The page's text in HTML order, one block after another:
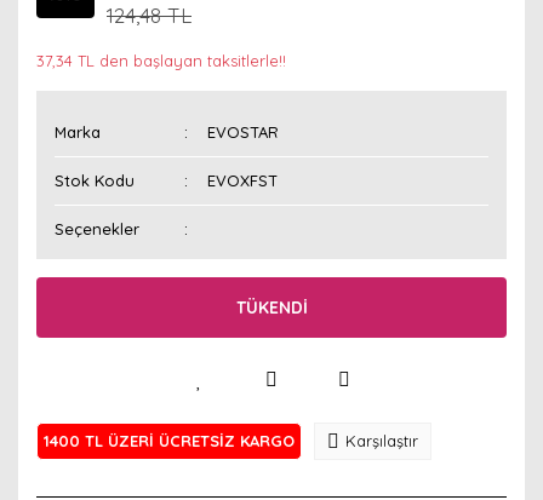
124,48 TL
37,34 TL den başlayan taksitlerle!!
Marka EVOSTAR
Stok Kodu EVOXFST
Seçenekler
TÜKENDİ
1400 TL ÜZERİ ÜCRETSİZ KARGO Karşılaştır